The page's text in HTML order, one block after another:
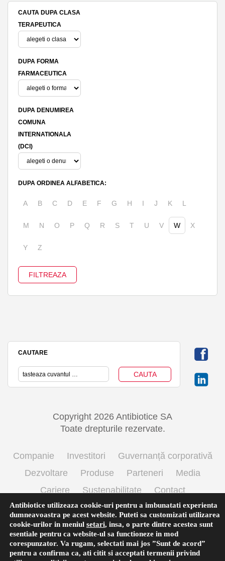
CAUTA DUPA CLASA
TERAPEUTICA
DUPA FORMA
FARMACEUTICA
DUPA DENUMIREA
COMUNA
INTERNATIONALA
(DCI)
DUPA ORDINEA ALFABETICA:
A B C D E F G H I J K L
M N O P Q R S T U V W X
Y Z
CAUTARE
Copyright 2026 Antibiotice SA
Toate drepturile rezervate.
Companie Investitori
Guvernanță corporativă
Dezvoltare
Produse Parteneri
Media
Cariere
Sustenabilitate
Contact
Termeni si conditii de utilizare
Politica cookie
Prelucrarea datelor cu caracter personal
Antibiotice utilizeaza cookie-uri pentru a imbunatati experienta
dumneavoastra pe acest website. Puteti sa customizati utilizarea
cookie-urilor in meniul setari, insa, o parte dintre acestea sunt
esentiale pentru ca website-ul sa functioneze in mod
corespunzator. Va rugam, selectati mai jos ”Sunt de acord”
pentru a confirma ca, ati citit si acceptati termenii privind